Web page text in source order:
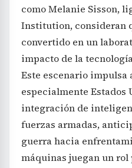
como Melanie Sisson,
Institution, consideran
convertido en un
impacto de la
Este escenario impulsa
especialmente Estados
integración de
fuerzas armadas,
guerra hacia
máquinas juegan un rol